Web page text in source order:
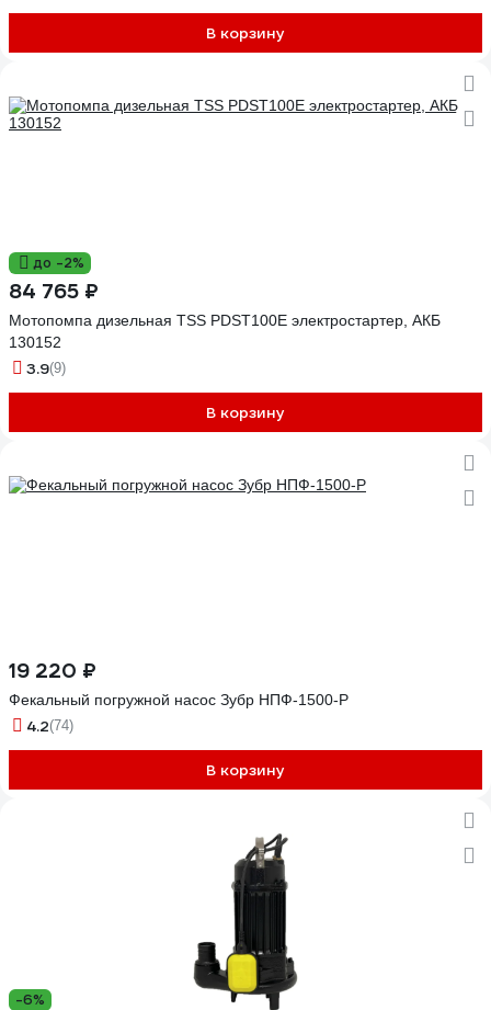
В корзину
до -2%
84 765 ₽
Мотопомпа дизельная TSS PDST100E электростартер, АКБ
130152
3.9(9)
В корзину
19 220 ₽
Фекальный погружной насос Зубр НПФ-1500-Р
4.2(74)
В корзину
-6%